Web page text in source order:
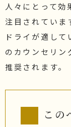
人々にとって効
注目されていま
ドライが適し
のカウンセリン
推奨されます。
この